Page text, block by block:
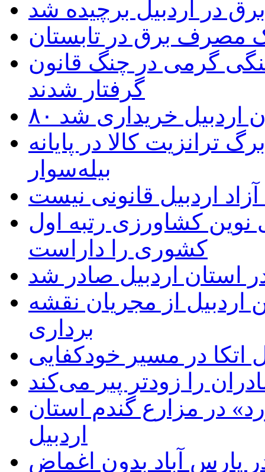
مصرف برق در تابستان
گرمی در چنگ قانون
گرفتار شدند
اردبیل خریداری شد
کالا در پایانه
بیله‌سوار
اردبیل قانونی نیست
نوین کشاورزی رتبه اول
کشوری را داراست
استان اردبیل صادر شد
از مجریان نقشه
برداری
در مسیر خودکفایی
را زودتر پیر می‌کند
در مزارع گندم استان
اردبیل
پارس آباد بدون اغماض